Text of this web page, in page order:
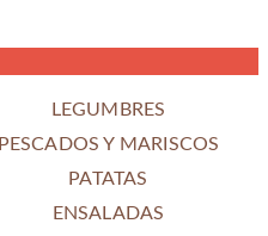
LEGUMBRES
PESCADOS Y MARISCOS
PATATAS
ENSALADAS